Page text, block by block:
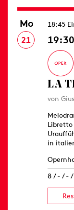
Mo
21
18:45
19:30
LA
von
Libretto
in
8 / - / -